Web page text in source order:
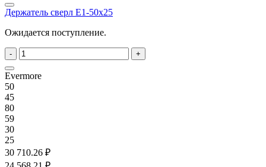
Держатель сверл E1-50x25
Ожидается поступление.
- +
Evermore
50
45
80
59
30
25
30 710.26 ₽